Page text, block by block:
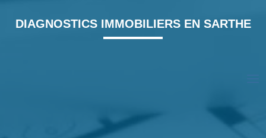
DIAGNOSTICS IMMOBILIERS EN SARTHE